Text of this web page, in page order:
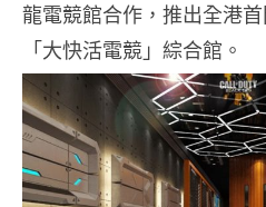
龍電競館合作，推出全港
「大快活電競」綜合館。